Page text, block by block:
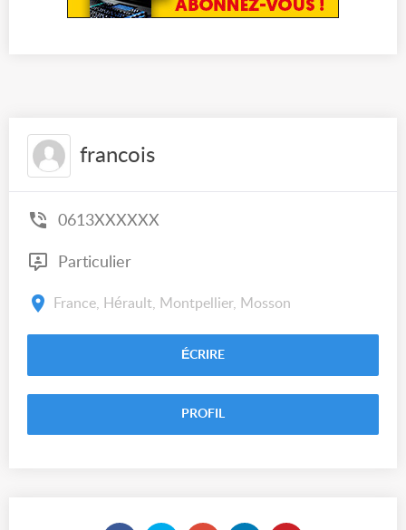
francois
0613XXXXXX
Particulier
France, Hérault, Montpellier, Mosson
ÉCRIRE
PROFIL